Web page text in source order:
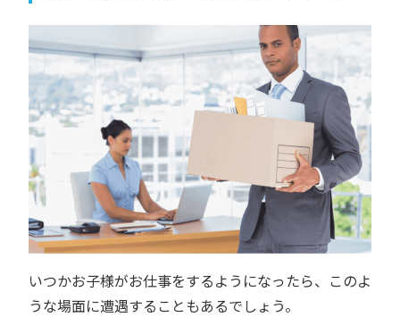
いつかお子様がお仕事をするようになったら、このよ
うな場面に遭遇することもあるでしょう。